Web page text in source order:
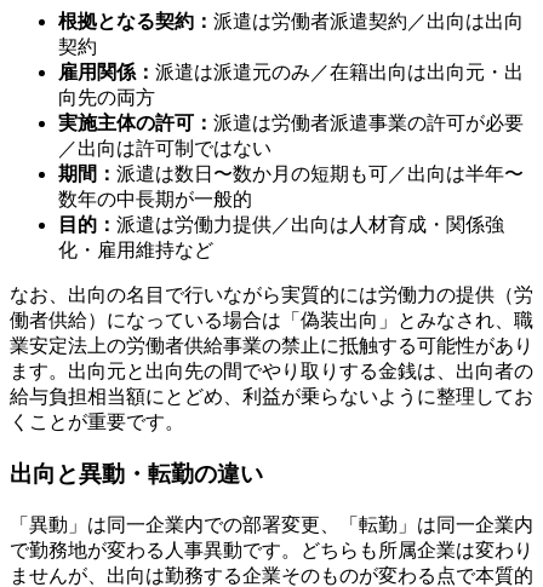
根拠となる契約： 派遣は労働者派遣契約／出向は出向
契約
雇用関係： 派遣は派遣元のみ／在籍出向は出向元・出
向先の両方
実施主体の許可： 派遣は労働者派遣事業の許可が必要
／出向は許可制ではない
期間： 派遣は数日〜数か月の短期も可／出向は半年〜
数年の中長期が一般的
目的： 派遣は労働力提供／出向は人材育成・関係強
化・雇用維持など
なお、出向の名目で行いながら実質的には労働力の提供（労
働者供給）になっている場合は「偽装出向」とみなされ、職
業安定法上の労働者供給事業の禁止に抵触する可能性があり
ます。出向元と出向先の間でやり取りする金銭は、出向者の
給与負担相当額にとどめ、利益が乗らないように整理してお
くことが重要です。
出向と異動・転勤の違い
「異動」は同一企業内での部署変更、「転勤」は同一企業内
で勤務地が変わる人事異動です。どちらも所属企業は変わり
ませんが、出向は勤務する企業そのものが変わる点で本質的